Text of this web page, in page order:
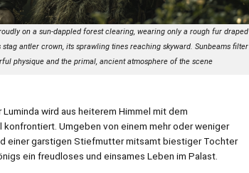
on a sun-dappled forest clearing, wearing only a rough fur draped
antler crown, its sprawling tines reaching skyward. Sunbeams filter
physique and the primal, ancient atmosphere of the scene
wird aus heiterem Himmel mit dem
Umgeben von einem mehr oder weniger
einer garstigen Stiefmutter mitsamt biestiger Tochter
ein freudloses und einsames Leben im Palast.